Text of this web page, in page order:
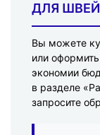
ДЛЯ
Вы можете
или
экономии
в разделе
запросите